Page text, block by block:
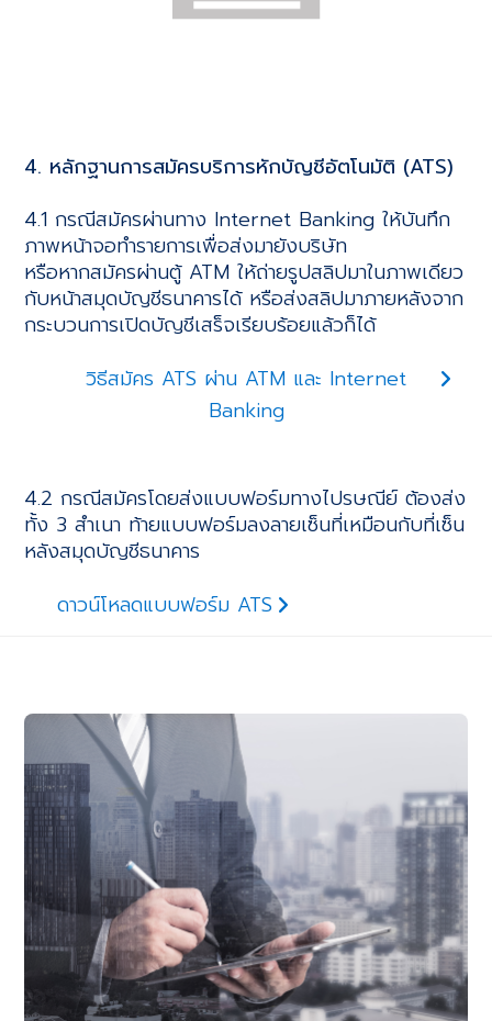
4. หลักฐานการสมัครบริการหักบัญชีอัตโนมัติ (ATS)
4.1 กรณีสมัครผ่านทาง Internet Banking ให้บันทึก
ภาพหน้าจอทำรายการเพื่อส่งมายังบริษัท
หรือหากสมัครผ่านตู้ ATM ให้ถ่ายรูปสลิปมาในภาพเดียว
กับหน้าสมุดบัญชีธนาคารได้ หรือส่งสลิปมาภายหลังจาก
กระบวนการเปิดบัญชีเสร็จเรียบร้อยแล้วก็ได้
วิธีสมัคร ATS ผ่าน ATM และ Internet
Banking
4.2 กรณีสมัครโดยส่งแบบฟอร์มทางไปรษณีย์ ต้องส่ง
ทั้ง 3 สำเนา ท้ายแบบฟอร์มลงลายเซ็นที่เหมือนกับที่เซ็น
หลังสมุดบัญชีธนาคาร
ดาวน์โหลดแบบฟอร์ม ATS